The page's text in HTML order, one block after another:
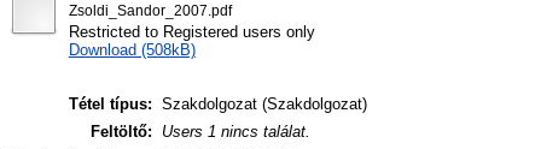
Zsoldi_Sandor_2007.pdf
Restricted to Registered users only
Download (508kB)
Tétel típus: Szakdolgozat (Szakdolgozat)
Feltöltő:
Users 1 nincs találat.